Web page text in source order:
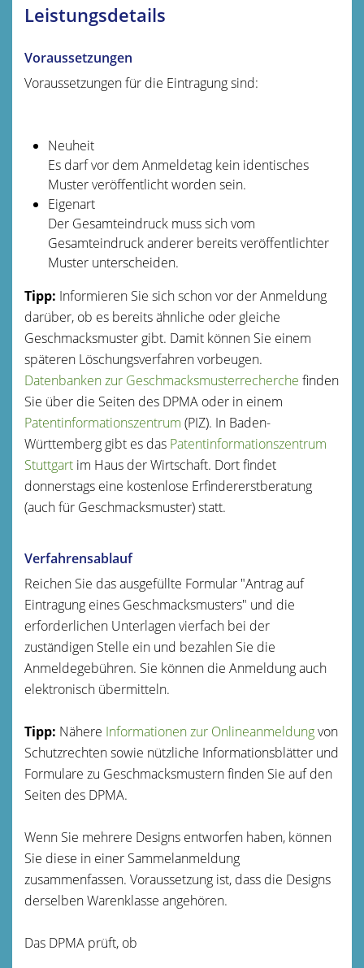
Leistungsdetails
Voraussetzungen
Voraussetzungen für die Eintragung sind:
Neuheit
Es darf vor dem Anmeldetag kein identisches
Muster veröffentlicht worden sein.
Eigenart
Der Gesamteindruck muss sich vom
Gesamteindruck anderer bereits veröffentlichter
Muster unterscheiden.
Tipp: Informieren Sie sich schon vor der Anmeldung
darüber, ob es bereits ähnliche oder gleiche
Geschmacksmuster gibt. Damit können Sie einem
späteren Löschungsverfahren vorbeugen.
Datenbanken zur Geschmacksmusterrecherche finden
Sie über die Seiten des DPMA oder in einem
Patentinformationszentrum (PIZ). In Baden-
Württemberg gibt es das Patentinformationszentrum
Stuttgart im Haus der Wirtschaft. Dort findet
donnerstags eine kostenlose Erfindererstberatung
(auch für Geschmacksmuster) statt.
Verfahrensablauf
Reichen Sie das ausgefüllte Formular "Antrag auf
Eintragung eines Geschmacksmusters" und die
erforderlichen Unterlagen vierfach bei der
zuständigen Stelle ein und bezahlen Sie die
Anmeldegebühren. Sie können die Anmeldung auch
elektronisch übermitteln.
Tipp: Nähere Informationen zur Onlineanmeldungvon
Schutzrechten sowie nützliche Informationsblätter und
Formulare zu Geschmacksmustern finden Sie auf den
Seiten des DPMA.
Wenn Sie mehrere Designs entworfen haben, können
Sie diese in einer Sammelanmeldung
zusammenfassen. Voraussetzung ist, dass die Designs
derselben Warenklasse angehören.
Das DPMA prüft, ob